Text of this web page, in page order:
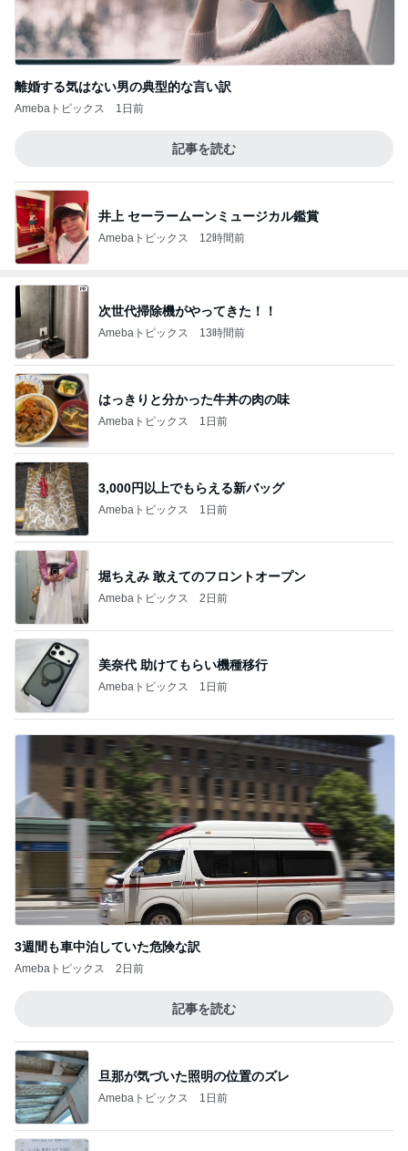
離婚する気はない男の典型的な言い訳
Amebaトピックス 1日前
記事を読む
井上 セーラームーンミュージカル鑑賞
Amebaトピックス 12時間前
次世代掃除機がやってきた！！
Amebaトピックス 13時間前
はっきりと分かった牛丼の肉の味
Amebaトピックス 1日前
3,000円以上でもらえる新バッグ
Amebaトピックス 1日前
堀ちえみ 敢えてのフロントオープン
Amebaトピックス 2日前
美奈代 助けてもらい機種移行
Amebaトピックス 1日前
3週間も車中泊していた危険な訳
Amebaトピックス 2日前
記事を読む
旦那が気づいた照明の位置のズレ
Amebaトピックス 1日前